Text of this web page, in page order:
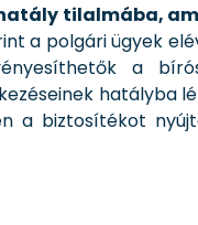
tilalmába,
a polgári ügyek
a
hatályba
a biztosítékot